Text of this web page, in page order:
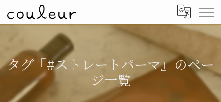
タグ『#ストレートパーマ』のペー
ジ一覧